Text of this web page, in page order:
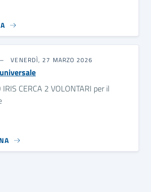
VENERDÌ, 27 MARZO 2026
CERCA 2 VOLONTARI per il